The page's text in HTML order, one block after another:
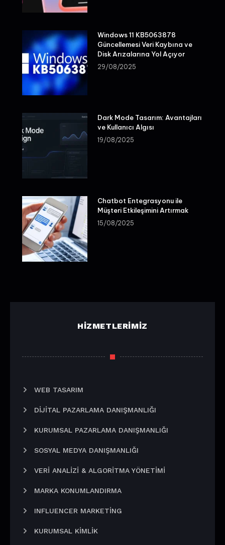
Windows 11 KB5063878
Güncellemesi Veri Kaybına ve
Disk Arızalarına Yol Açıyor
29/08/2025
Dark Mode Tasarım: Avantajları
ve Kullanıcı Algısı
19/08/2025
Chatbot Entegrasyonu ile
Müşteri Etkileşimini Artırmak
15/08/2025
HIZMETLERIMIZ
WEB TASARIM
DIJITAL PAZARLAMA DANIŞMANLIĞI
KURUMSAL PAZARLAMA DANIŞMANLIĞI
SOSYAL MEDYA DANIŞMANLIĞI
VERI ANALIZI & ALGORITMA YÖNETIMI
MARKA KONUMLANDIRMA
INFLUENCER MARKETING
KURUMSAL KIMLIK